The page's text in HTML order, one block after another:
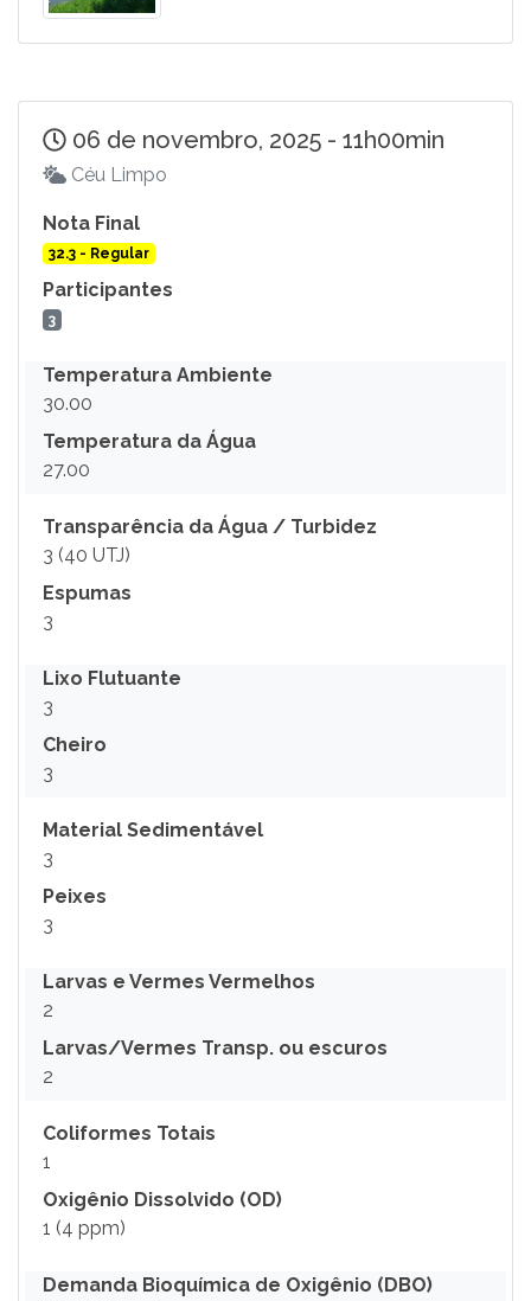
06 de novembro, 2025 - 11h00min
Céu Limpo
Nota Final
32.3 - Regular
Participantes
3
Temperatura Ambiente
30.00
Temperatura da Água
27.00
Transparência da Água / Turbidez
3 (40 UTJ)
Espumas
3
Lixo Flutuante
3
Cheiro
3
Material Sedimentável
3
Peixes
3
Larvas e Vermes Vermelhos
2
Larvas/Vermes Transp. ou escuros
2
Coliformes Totais
1
Oxigênio Dissolvido (OD)
1 (4 ppm)
Demanda Bioquímica de Oxigênio (DBO)